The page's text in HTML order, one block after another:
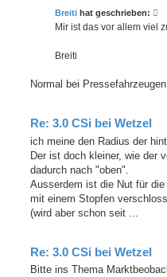
Breiti hat geschrieben:
Mir ist das vor allem viel
Breiti
Normal bei
Re: 3.0 CSi bei Wetzel
ich meine den Radius der
Der ist doch kleiner, wie der
dadurch nach "oben".
Ausserdem ist die Nut für
mit einem Stopfen
(wird aber schon seit ...
Re: 3.0 CSi bei Wetzel
Bitte ins Thema